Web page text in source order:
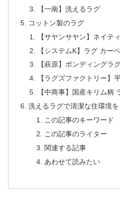
【一南】洗えるラグ
コットン製のラグ
【サヤンサヤン】ネイテ
【システムK】ラグ カー
【萩原】ボンディングラ
【ラグズファクトリー】
【中商事】国産キリム柄
洗えるラグで清潔な住環境を
この記事のキーワード
この記事のライター
関連する記事
あわせて読みたい